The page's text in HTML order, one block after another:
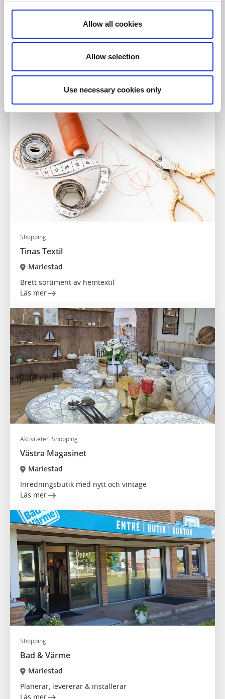
Allow all cookies
Allow selection
Use necessary cookies only
Shopping
Tinas Textil
Mariestad
Brett sortiment av hemtextil
Läs mer
Aktiviteter Shopping
Västra Magasinet
Mariestad
Inredningsbutik med nytt och vintage
Läs mer
Shopping
Bad & Värme
Mariestad
Planerar, levererar & installerar
Läs mer